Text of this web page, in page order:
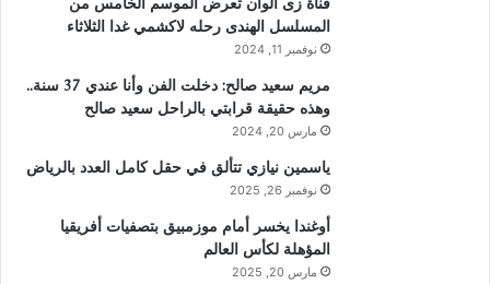
المسلسل الهندى رحله لاكشمي غدا الثلاثاء
نوفمبر 11, 2024
مريم سعيد صالح: دخلت الفن وأنا عندي 37 سنة..
وهذه حقيقة قرابتي بالراحل سعيد صالح
مارس 20, 2024
ياسمين نيازي تتألق في حقل كامل العدد بالرياض
نوفمبر 26, 2025
أوغندا يخسر أمام موزمبيق بتصفيات أفريقيا
المؤهلة لكأس العالم
مارس 20, 2025